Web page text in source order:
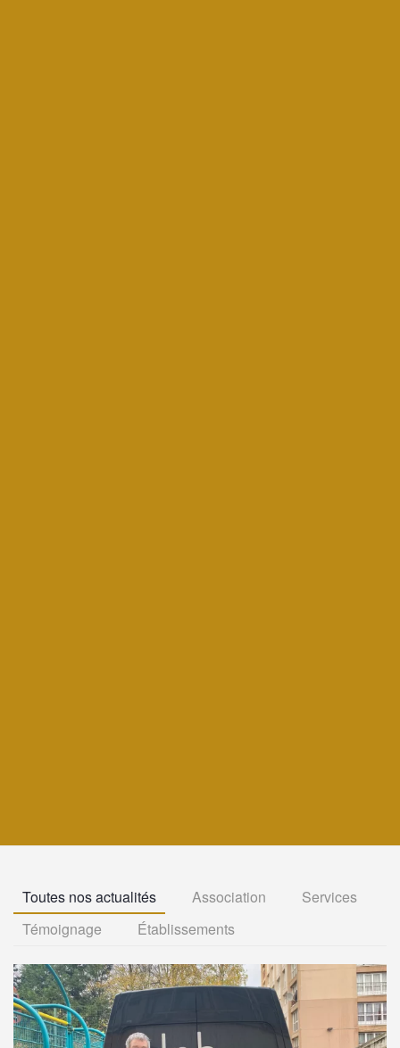
Toutes nos actualités Association
Services
Témoignage
Établissements